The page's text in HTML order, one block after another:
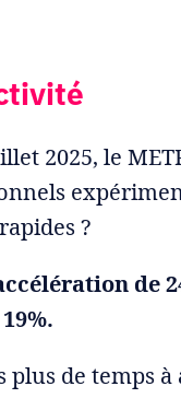
2025, le
?
de
de temps